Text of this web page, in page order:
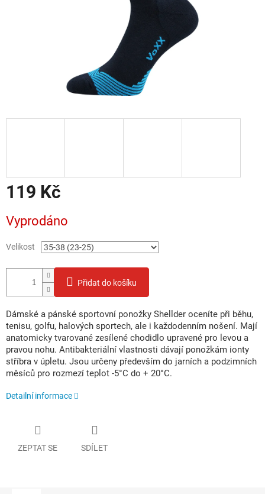
119 Kč
cena:
Vyprodáno
Velikost
Přidat do košíku
Dámské a pánské sportovní ponožky Shellder oceníte při běhu,
tenisu, golfu, halových sportech, ale i každodenním nošení. Mají
anatomicky tvarované zesílené chodidlo upravené pro levou a
pravou nohu. Antibakteriální vlastnosti dávají ponožkám ionty
stříbra v úpletu. Jsou určeny především do jarních a podzimních
měsíců pro rozmezí teplot -5°C do + 20°C.
Detailní informace
ZEPTAT SE SDÍLET